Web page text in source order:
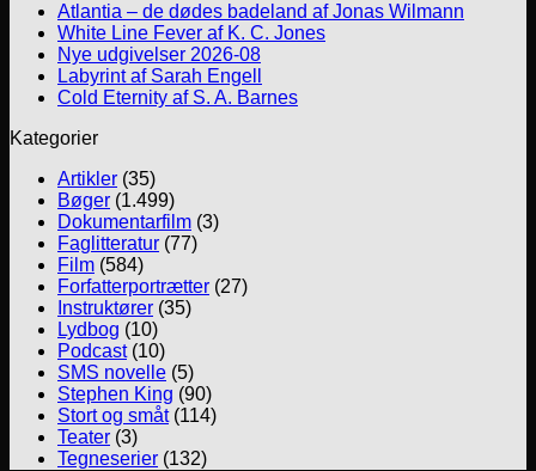
Atlantia – de dødes badeland af Jonas Wilmann
White Line Fever af K. C. Jones
Nye udgivelser 2026-08
Labyrint af Sarah Engell
Cold Eternity af S. A. Barnes
Kategorier
Artikler (35)
Bøger (1.499)
Dokumentarfilm (3)
Faglitteratur (77)
Film (584)
Forfatterportrætter (27)
Instruktører (35)
Lydbog (10)
Podcast(10)
SMS novelle (5)
Stephen King (90)
Stort og småt(114)
Teater (3)
Tegneserier (132)